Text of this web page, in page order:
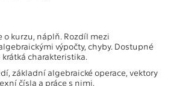
o kurzu, náplň. Rozdíl mezi
výpočty, chyby. Dostupné
charakteristika.
základní algebraické operace, vektory
čísla a práce s nimi.